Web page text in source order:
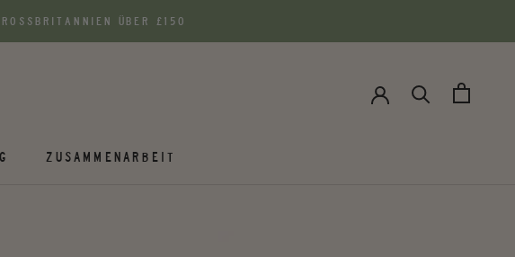
ÜBER £150
ZUSAMMENARBEIT